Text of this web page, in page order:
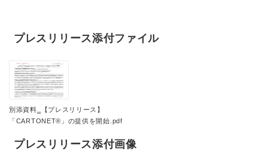
プレスリリース添付ファイル
別添資料‗【プレスリリース】
「CARTONET®」の提供を開始.pdf
プレスリリース添付画像